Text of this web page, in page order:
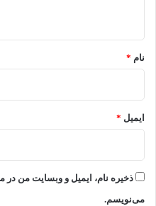
نام *
ایمیل *
ذخیره نام، ایمیل و وبسایت من در
می‌نویسم.